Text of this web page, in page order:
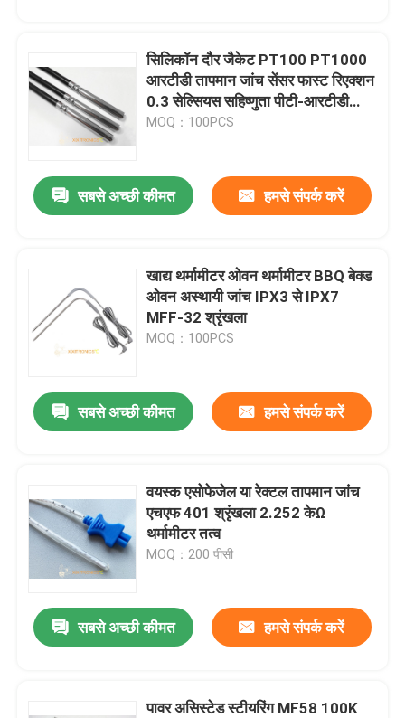
सिलिकॉन दौर जैकेट PT100 PT1000
आरटीडी तापमान जांच सेंसर फास्ट रिएक्शन
0.3 सेल्सियस सहिष्णुता पीटी-आरटीडी
श्रृंखला
MOQ：100PCS
सबसे अच्छी कीमत हमसे संपर्क करें
खाद्य थर्मामीटर ओवन थर्मामीटर BBQ बेक्ड
ओवन अस्थायी जांच IPX3 से IPX7
MFF-32 श्रृंखला
MOQ：100PCS
सबसे अच्छी कीमत हमसे संपर्क करें
वयस्क एसोफेजेल या रेक्टल तापमान जांच
एचएफ 401 श्रृंखला 2.252 केΩ
थर्मामीटर तत्व
MOQ：200 पीसी
सबसे अच्छी कीमत हमसे संपर्क करें
पावर असिस्टेड स्टीयरिंग MF58 100K